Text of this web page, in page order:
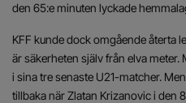
den 65:e minuten lyckade
KFF kunde dockomgåendeåterta
är säkerheten själv från elva meter.
i sina tre senaste U21-matcher.
tillbaka när Zlatan Krizanovic i den